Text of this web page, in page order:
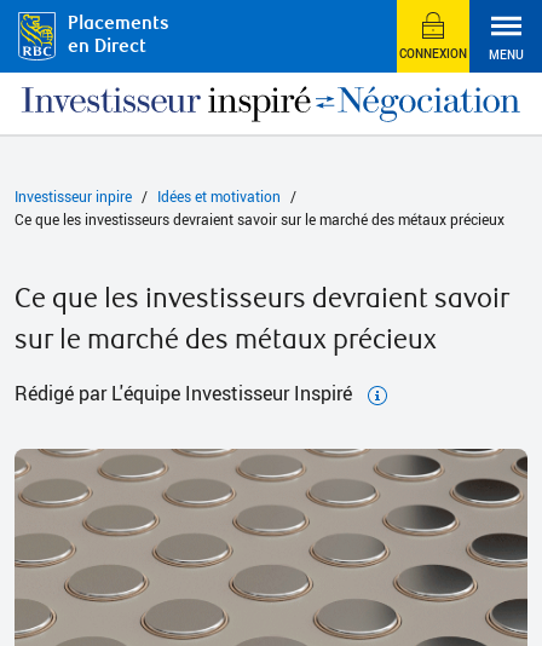
Placements
en Direct
CONNEXION MENU
Investisseur inpire
Idées et motivation
Ce que les investisseurs devraient savoir sur le marché des métaux précieux
Ce que les investisseurs devraient savoir
sur le marché des métaux précieux
Rédigé par L'équipe Investisseur Inspiré